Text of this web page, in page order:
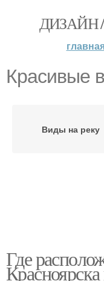
ДИЗАЙН
Красивые
Виды на реку
Где